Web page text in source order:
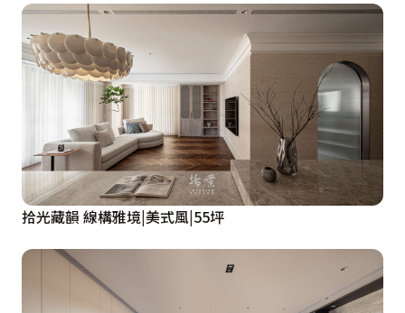
拾光藏韻 線構雅境|美式風|55坪